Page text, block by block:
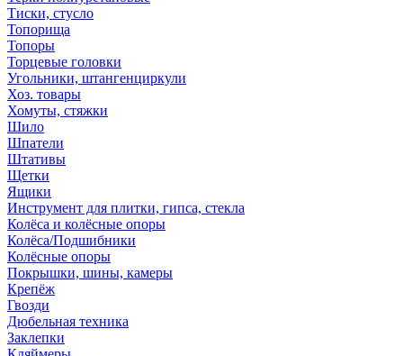
Тиски, стусло
Топорища
Топоры
Торцевые головки
Угольники, штангенциркули
Хоз. товары
Хомуты, стяжки
Шило
Шпатели
Штативы
Щетки
Ящики
Инструмент для плитки, гипса, стекла
Колёса и колёсные опоры
Колёса/Подшибники
Колёсные опоры
Покрышки, шины, камеры
Крепёж
Гвозди
Дюбельная техника
Заклепки